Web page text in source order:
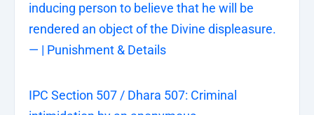
inducing person to believe that he will be
rendered an object of the Divine displeasure.
— | Punishment & Details
IPC Section 507 / Dhara 507: Criminal